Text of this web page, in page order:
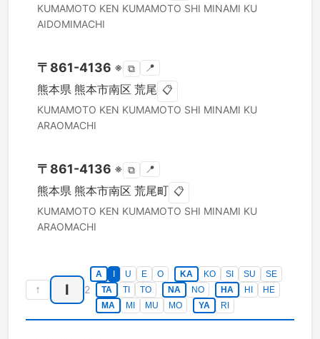
KUMAMOTO KEN KUMAMOTO SHI MINAMI KU
AIDOMIMACHI
〒 861-4136 ※ ⧉ 📍
熊本県 熊本市南区 荒尾 📋
KUMAMOTO KEN KUMAMOTO SHI MINAMI KU
ARAOMACHI
〒 861-4136 ※ ⧉ 📍
熊本県 熊本市南区 荒尾町 📋
KUMAMOTO KEN KUMAMOTO SHI MINAMI KU
ARAOMACHI
↑ I 2
A U E O KA KO SI SU
SE
TA
TI TO NA NO HA HI
HE
MA
MI MU MO YA RI